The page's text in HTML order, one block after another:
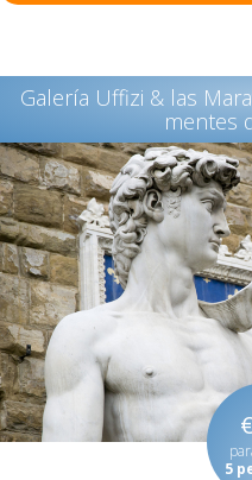
Galería Uffizi & las
mentes
5